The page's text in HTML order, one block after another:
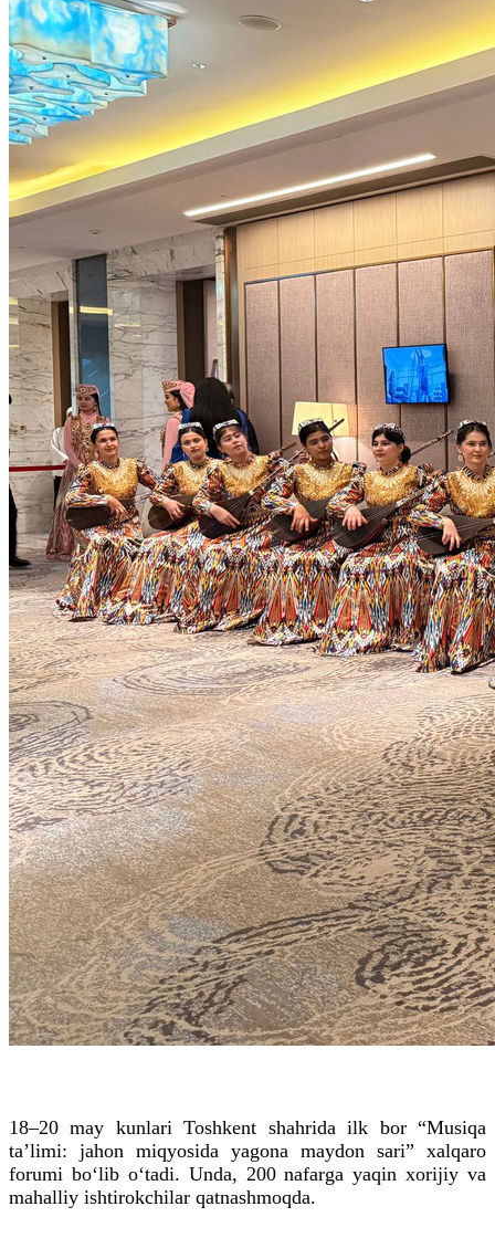
18–20 may kunlari Toshkent shahrida ilk bor “Musiqa
ta’limi: jahon miqyosida yagona maydon sari” xalqaro
forumi bo‘lib o‘tadi. Unda, 200 nafarga yaqin xorijiy va
mahalliy ishtirokchilar qatnashmoqda.